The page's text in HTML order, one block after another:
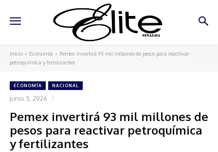
Inicio Economía
Pemex invertirá 93 mil millones de pesos para reactivar
petroquímica y fertilizantes
ECONOMÍA NACIONAL
junio 5, 2026
Pemex invertirá 93 mil millones de
pesos para reactivar petroquímica
y fertilizantes